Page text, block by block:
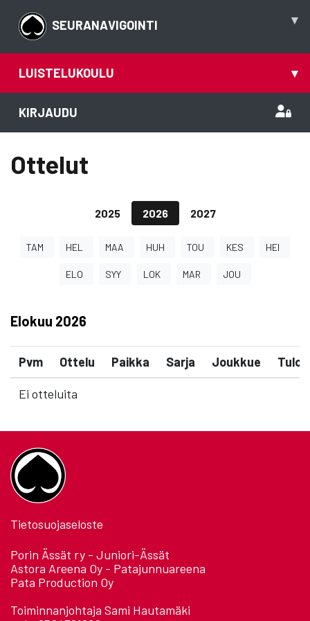
SEURANAVIGOINTI ▾
LUISTELUKOULU ▾
KIRJAUDU
Ottelut
2025 2026 2027
TAM HEL MAA HUH TOU KES HEI
ELO SYY LOK MAR JOU
Elokuu 2026
Pvm Ottelu Paikka Sarja Joukkue Tulos
Ei otteluita
Tietosuojaseloste
Porin Ässät ry - Juniori-Ässät
Astora Areena Oy - Patajunnuareena
Pata Production Oy
Toiminnanjohtaja Sami Hautamäki